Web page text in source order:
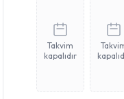
Takvim
kapalıdır